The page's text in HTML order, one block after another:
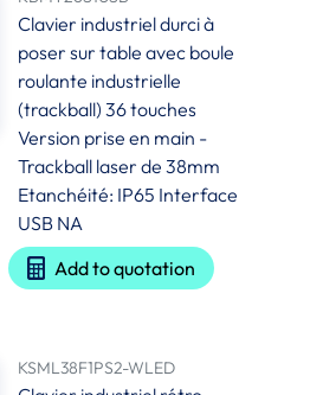
Clavier industriel durci à
poser sur table avec boule
roulante industrielle
(trackball) 36 touches
Version prise en main -
Trackball laser de 38mm
Etanchéité: IP65 Interface
USB NA
Add to quotation
KSML38F1PS2-WLED